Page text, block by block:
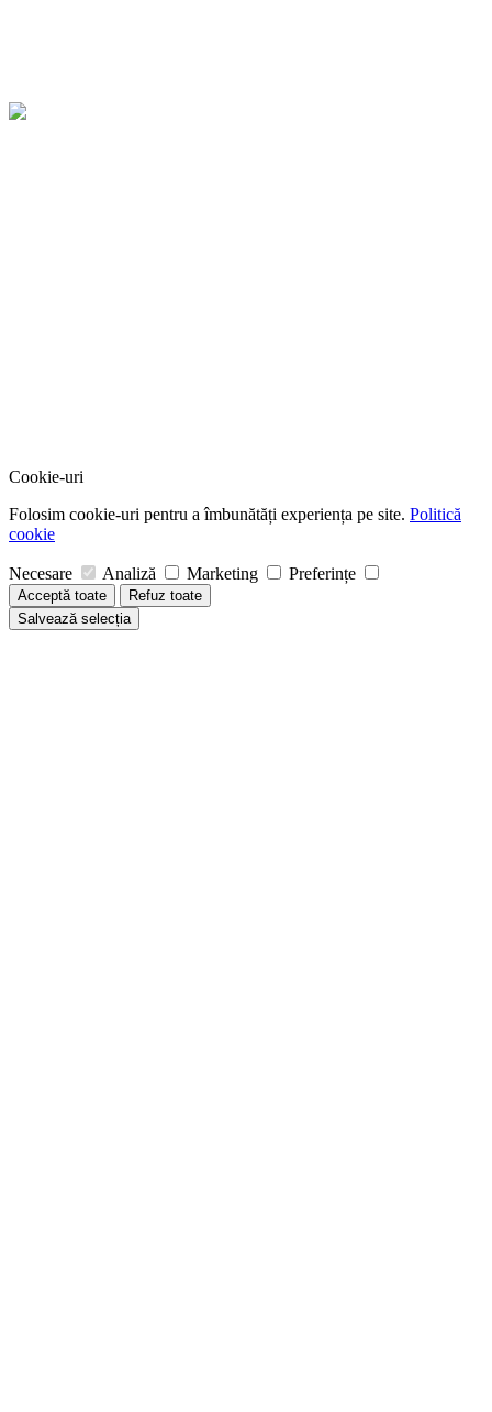
Cookie-uri
Folosim cookie-uri pentru a îmbunătăți experiența pe site. Politică
cookie
Necesare Analiză Marketing Preferințe
Acceptă toate
Refuz toate
Salvează selecția